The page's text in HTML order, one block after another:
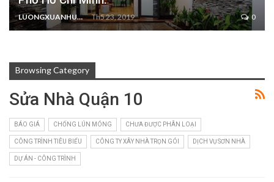
LUONGXUANHUNG Th5 23, 2019 0
Browsing Category
Sửa Nhà Quận 10
BÁO GIÁ CHỐNG LÚN MÓNG CHƯA ĐƯỢC PHÂN LOẠI
CÔNG TRÌNH TIÊU BIỂU CÔNG TY XÂY NHÀ TRỌN GÓI DỊCH VỤ SƠN NHÀ
DỰ ÁN - CÔNG TRÌNH